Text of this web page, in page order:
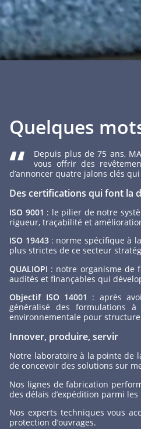
Quelques
“
Depuis plus de 75 ans,
vous offrir des
d’annoncer quatre jalons clés
Des certifications qui font la
ISO 9001 : le pilier de notre
rigueur, traçabilité et
ISO 19443: norme spécifique à
plus strictes de ce secteur
QUALIOPI : notre organisme de
audités et finançables qui
Objectif ISO 14001 : après
généralisé des formulations
environnementale pour
Innover, produire, servir
Notre laboratoire à la pointe de
de concevoir des solutions sur
Nos lignes de fabrication
des délais d’expédition parmi
Nos experts techniques vous
protection d’ouvrages.